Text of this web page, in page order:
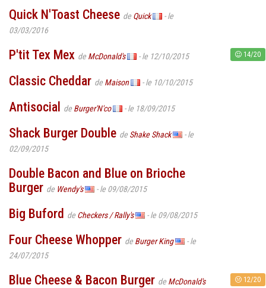
Quick N'Toast Cheese de Quick
- le
03/03/2016
P'tit Tex Mex de McDonald's - le 12/10/2015 14/20
Classic Cheddar de Maison - le 10/10/2015
Antisocial de Burger'N'co - le 18/09/2015
Shack Burger Double de Shake Shack
- le
02/09/2015
Double Bacon and Blue on Brioche
Burger de Wendy's - le 09/08/2015
Big Buford de Checkers / Rally's - le 09/08/2015
Four Cheese Whopper de Burger King
- le
24/07/2015
Blue Cheese & Bacon Burger de McDonald's
12/20